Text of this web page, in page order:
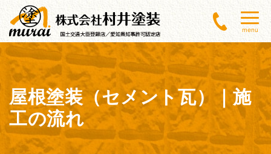
menu
屋根塗装（セメント瓦）｜施
工の流れ